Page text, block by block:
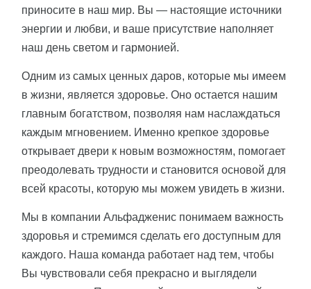
приносите в наш мир. Вы — настоящие источники
энергии и любви, и ваше присутствие наполняет
наш день светом и гармонией.
Одним из самых ценных даров, которые мы имеем
в жизни, является здоровье. Оно остается нашим
главным богатством, позволяя нам наслаждаться
каждым мгновением. Именно крепкое здоровье
открывает двери к новым возможностям, помогает
преодолевать трудности и становится основой для
всей красоты, которую мы можем увидеть в жизни.
Мы в компании Альфадженис понимаем важность
здоровья и стремимся сделать его доступным для
каждого. Наша команда работает над тем, чтобы
Вы чувствовали себя прекрасно и выглядели